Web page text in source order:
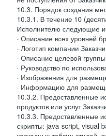
10.3. Порядок создания
10.3.1. В течение 10
Исполнителю следующие
· Описание всех уровней
· Логотип компании
· Описание целевой
· Руководство по
· Изображения для
· Информацию для
10.3.2. Предоставленные
продуктов или услуг
10.3.3. Предоставленные
скрипты: java-script, visual